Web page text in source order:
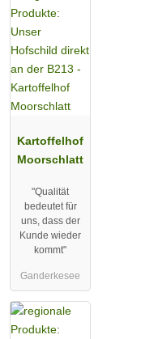
Kartoffelhof
Moorschlatt
"Qualität
bedeutet für
uns, dass der
Kunde wieder
kommt"
Ganderkesee